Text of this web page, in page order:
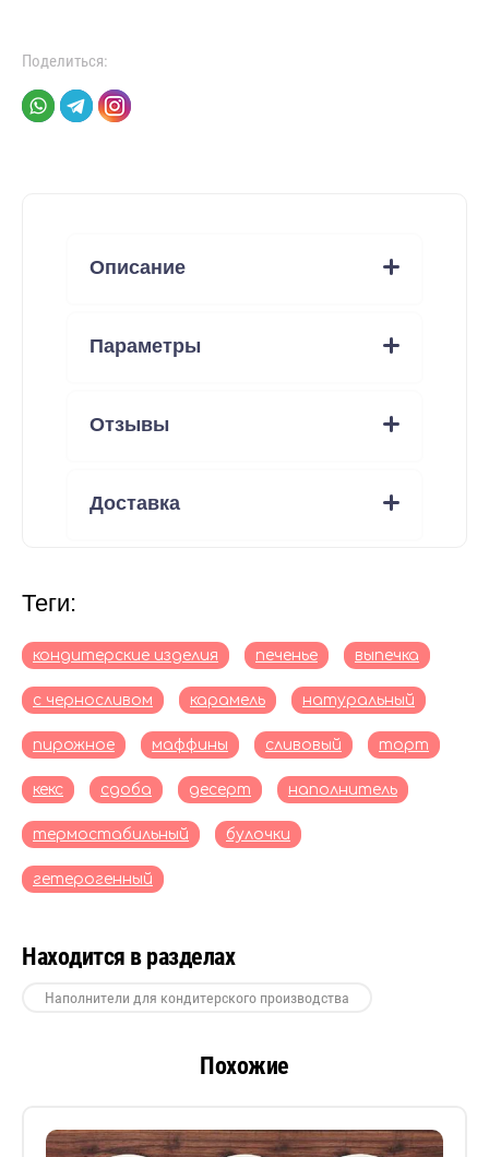
Поделиться:
Описание
Параметры
Отзывы
Доставка
теги:
кондитерские изделия печенье выпечка
с черносливом карамель натуральный
пирожное маффины сливовый торт
кекс сдоба десерт наполнитель
термостабильный булочки
гетерогенный
Находится в разделах
Наполнители для кондитерского производства
Похожие